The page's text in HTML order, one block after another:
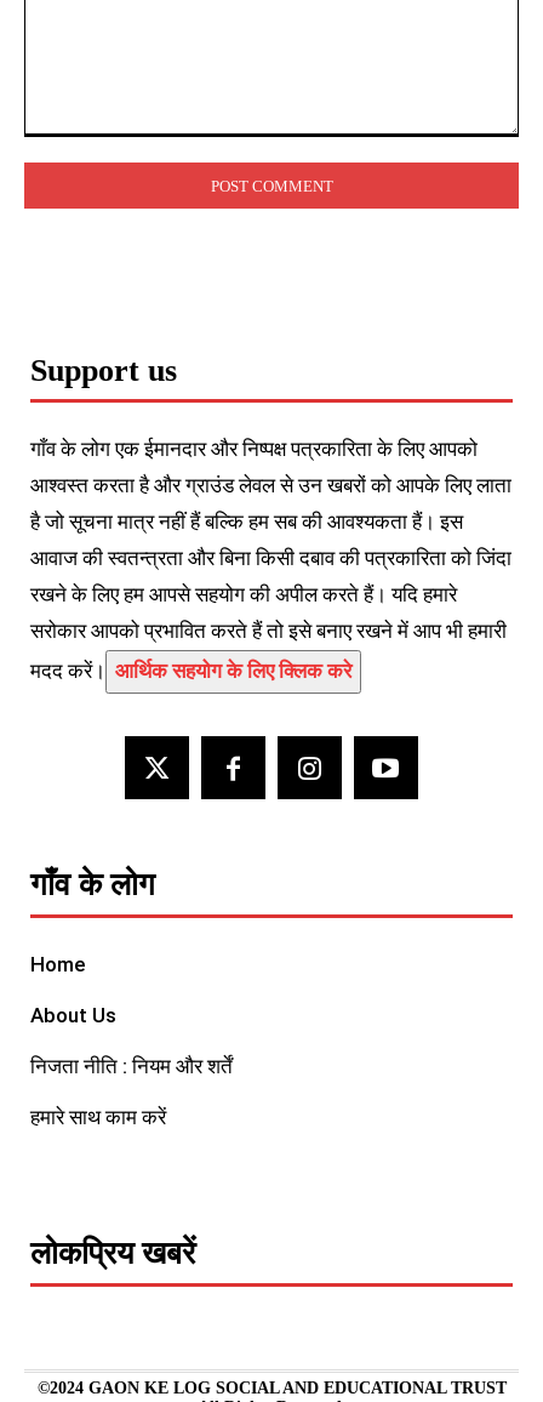
Support us
गाँव के लोग एक ईमानदार और निष्पक्ष पत्रकारिता के लिए आपको
आश्वस्त करता है और ग्राउंड लेवल से उन खबरों को आपके लिए लाता
है जो सूचना मात्र नहीं हैं बल्कि हम सब की आवश्यकता हैं। इस
आवाज की स्वतन्त्रता और बिना किसी दबाव की पत्रकारिता को जिंदा
रखने के लिए हम आपसे सहयोग की अपील करते हैं। यदि हमारे
सरोकार आपको प्रभावित करते हैं तो इसे बनाए रखने में आप भी हमारी
मदद करें। आर्थिक सहयोग के लिए क्लिक करे
गाँव के लोग
Home
About Us
निजता नीति : नियम और शर्तें
हमारे साथ काम करें
लोकप्रिय खबरें
©2024 GAON KE LOG SOCIAL AND EDUCATIONAL TRUST